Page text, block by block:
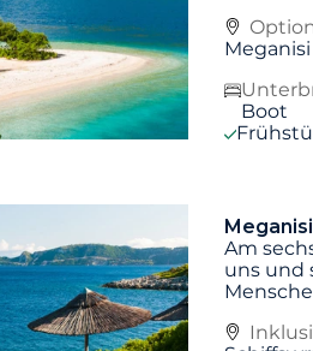
Boot
Meganisi
Am
uns und